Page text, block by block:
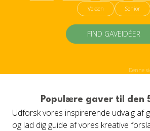
Voksen Senior
FIND GAVEIDÉER
Denne
Populære gaver til den
Udforsk vores inspirerende udvalg af
og lad dig guide af vores kreative